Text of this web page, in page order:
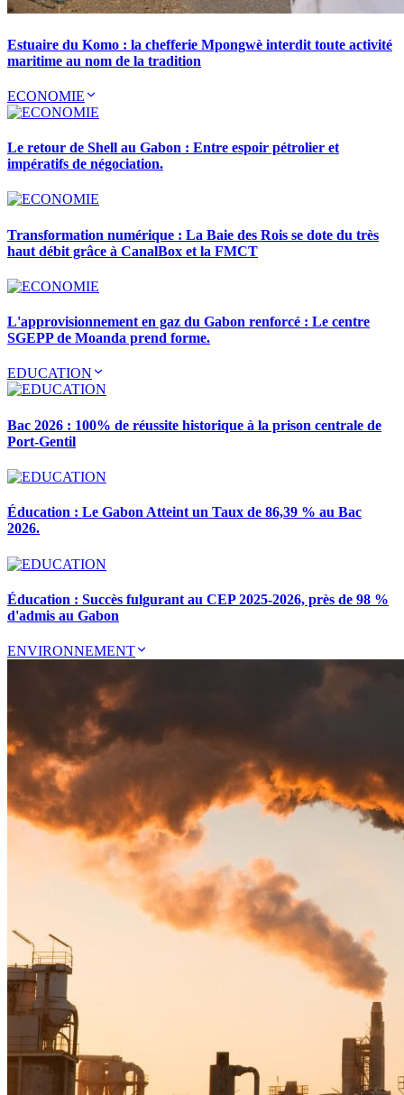
Estuaire du Komo : la chefferie Mpongwè interdit toute activité
maritime au nom de la tradition
ECONOMIE
Le retour de Shell au Gabon : Entre espoir pétrolier et
impératifs de négociation.
Transformation numérique : La Baie des Rois se dote du très
haut débit grâce à CanalBox et la FMCT
L'approvisionnement en gaz du Gabon renforcé : Le centre
SGEPP de Moanda prend forme.
EDUCATION
Bac 2026 : 100% de réussite historique à la prison centrale de
Port-Gentil
Éducation : Le Gabon Atteint un Taux de 86,39 % au Bac
2026.
Éducation : Succès fulgurant au CEP 2025-2026, près de 98 %
d'admis au Gabon
ENVIRONNEMENT